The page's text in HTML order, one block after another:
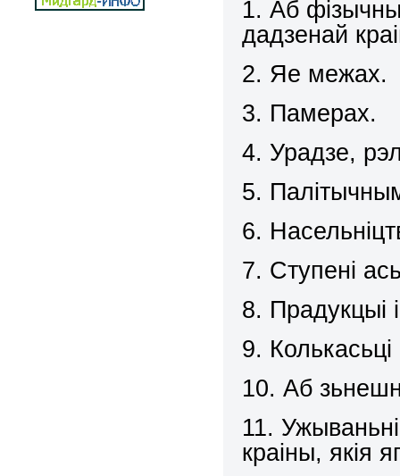
1. Аб
дадзенай
2. Яе межах.
3. Памерах.
4. Урадзе,
5.
6.
7. Ступені
8. Прадукцыі
9.
10. Аб
11.
краіны, якія